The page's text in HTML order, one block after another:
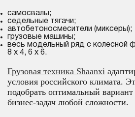
самосвалы;
седельные тягачи;
автобетоносмесители (миксеры);
грузовые машины;
весь модельный ряд c колесной
8 х 4, 6 х 6.
Грузовая техника Shaanxi
условия российского климата.
подобрать оптимальный
бизнес-задач любой сложности.